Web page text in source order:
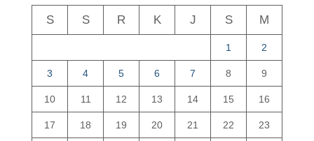
S S R K J S M
1 2
3 4 5 6 7 8 9
10 11 12 13 14 15 16
17 18 19 20 21 22 23